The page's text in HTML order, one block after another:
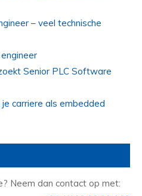
– veel technische
Senior PLC Software
je carriere als embedded
Neem dan contact op met: